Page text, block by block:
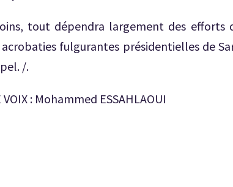
tout dépendra largement des efforts
fulgurantes présidentielles de
/.
VOIX : Mohammed ESSAHLAOUI